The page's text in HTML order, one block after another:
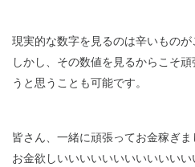
現実的な数字を見るのは辛いものが
しかし、その数値を見るからこそ
うと思うことも可能です。
皆さん、一緒に頑張ってお金稼ぎま
お金欲しいいいいいいいいいいいい